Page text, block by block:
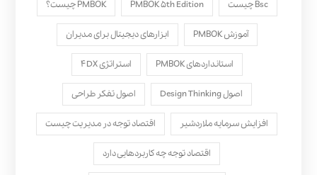
Bsc چیست PMBOK ۵th Edition PMBOK چیست؟
آموزش PMBOK ابزارهای دیجیتال برای مدیران
استانداردهای PMBOK استراتژی ۴DX
اصول Design Thinking اصول تفکر طراحی
افزایش سرمایه ملاردشیر اقتصاد توجه در مدیریت چیست
اقتصاد توجه چه کاربردهایی دارد